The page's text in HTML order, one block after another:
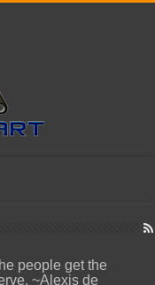
people get the
~Alexis de